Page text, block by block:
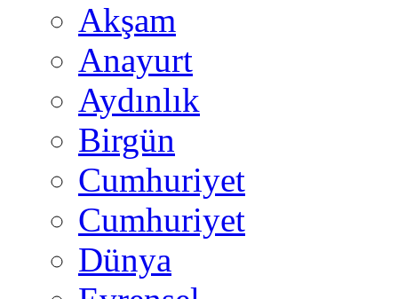
Akşam
Anayurt
Aydınlık
Birgün
Cumhuriyet
Cumhuriyet
Dünya